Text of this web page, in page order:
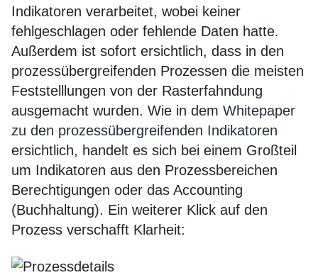
Indikatoren verarbeitet, wobei keiner
fehlgeschlagen oder fehlende Daten hatte.
Außerdem ist sofort ersichtlich, dass in den
prozessübergreifenden Prozessen die meisten
Feststelllungen von der Rasterfahndung
ausgemacht wurden. Wie in dem Whitepaper
zu den prozessübergreifenden Indikatoren
ersichtlich, handelt es sich bei einem Großteil
um Indikatoren aus den Prozessbereichen
Berechtigungen oder das Accounting
(Buchhaltung). Ein weiterer Klick auf den
Prozess verschafft Klarheit: